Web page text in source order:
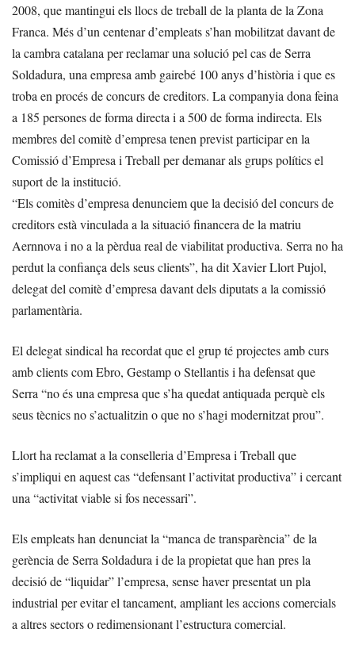
2008, que mantingui els llocs de treball de la planta de la Zona
Franca. Més d’un centenar d’empleats s’han mobilitzat davant de
la cambra catalana per reclamar una solució pel cas de Serra
Soldadura, una empresa amb gairebé 100 anys d’història i que es
troba en procés de concurs de creditors. La companyia dona feina
a 185 persones de forma directa i a 500 de forma indirecta. Els
membres del comitè d’empresa tenen previst participar en la
Comissió d’Empresa i Treball per demanar als grups polítics el
suport de la institució.
“Els comitès d’empresa denunciem que la decisió del concurs de
creditors està vinculada a la situació financera de la matriu
Aernnova i no a la pèrdua real de viabilitat productiva. Serra no ha
perdut la confiança dels seus clients”, ha dit Xavier Llort Pujol,
delegat del comitè d’empresa davant dels diputats a la comissió
parlamentària.
El delegat sindical ha recordat que el grup té projectes amb curs
amb clients com Ebro, Gestamp o Stellantis i ha defensat que
Serra “no és una empresa que s’ha quedat antiquada perquè els
seus tècnics no s’actualitzin o que no s’hagi modernitzat prou”.
Llort ha reclamat a la conselleria d’Empresa i Treball que
s’impliqui en aquest cas “defensant l’activitat productiva” i cercant
una “activitat viable si fos necessari”.
Els empleats han denunciat la “manca de transparència” de la
gerència de Serra Soldadura i de la propietat que han pres la
decisió de “liquidar” l’empresa, sense haver presentat un pla
industrial per evitar el tancament, ampliant les accions comercials
a altres sectors o redimensionant l’estructura comercial.